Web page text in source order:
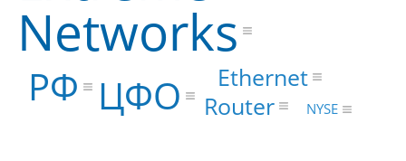
Networks
РФ ЦФО
Ethernet
Router
NYSE